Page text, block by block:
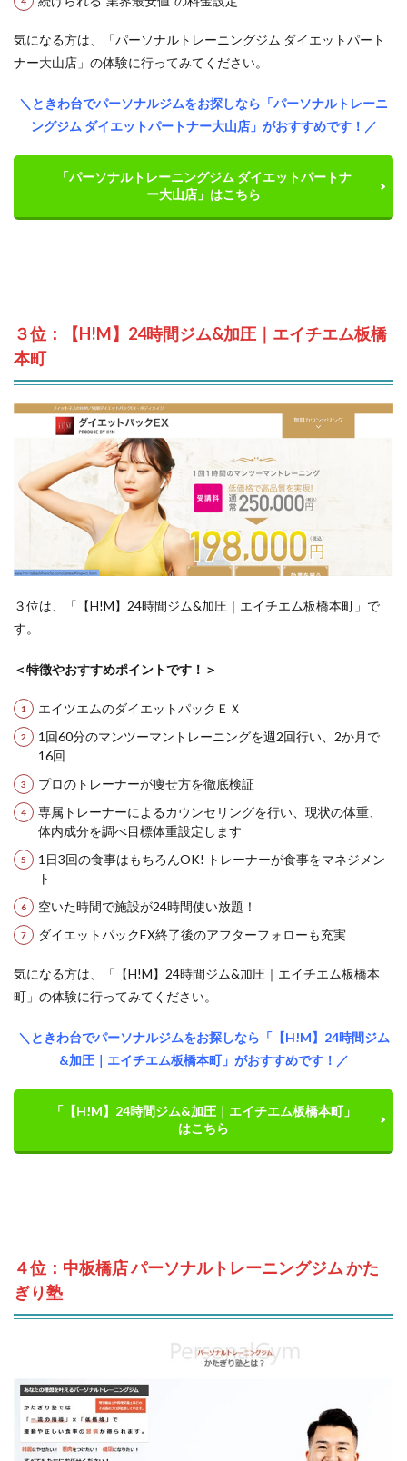
気になる方は、「パーソナルトレーニングジム ダイエットパート
ナー大山店」の体験に行ってみてください。
＼ときわ台でパーソナルジムをお探しなら「パーソナルトレーニ
ングジム ダイエットパートナー大山店」がおすすめです！／
「パーソナルトレーニングジム ダイエットパートナ
ー大山店」はこちら
３位：【H!M】24時間ジム&加圧｜エイチエム板橋
本町
３位は、「【H!M】24時間ジム&加圧｜エイチエム板橋本町」で
す。
＜特徴やおすすめポイントです！＞
エイツエムのダイエットパックＥＸ
1回60分のマンツーマントレーニングを週2回行い、2か月で
16回
プロのトレーナーが痩せ方を徹底検証
専属トレーナーによるカウンセリングを行い、現状の体重、
体内成分を調べ目標体重設定します
1日3回の食事はもちろんOK! トレーナーが食事をマネジメン
ト
空いた時間で施設が24時間使い放題！
ダイエットパックEX終了後のアフターフォローも充実
気になる方は、「【H!M】24時間ジム&加圧｜エイチエム板橋本
町」の体験に行ってみてください。
＼ときわ台でパーソナルジムをお探しなら「【H!M】24時間ジム
&加圧｜エイチエム板橋本町」がおすすめです！／
「【H!M】24時間ジム&加圧｜エイチエム板橋本町」
はこちら
４位：中板橋店 パーソナルトレーニングジム かた
ぎり塾